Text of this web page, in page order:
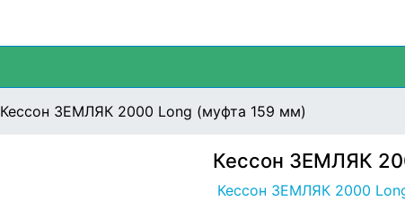
Кессон ЗЕМЛЯК 2000 Long (муфта 159 мм)
Кессон ЗЕМЛЯК
Кессон ЗЕМЛЯК 2000